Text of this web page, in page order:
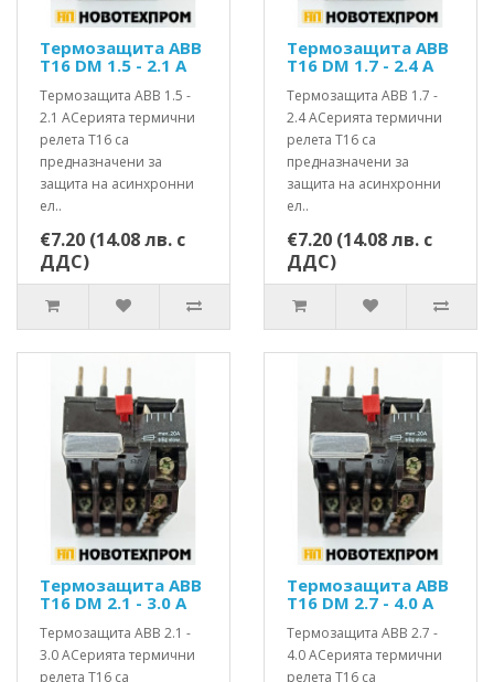
Термозащита ABB
T16 DM 1.5 - 2.1 A
Термозащита ABB 1.5 -
2.1 AСерията термични
релета T16 са
предназначени за
защита на асинхронни
ел..
€7.20 (14.08 лв. с
ДДС)
Термозащита ABB
T16 DM 1.7 - 2.4 A
Термозащита ABB 1.7 -
2.4 AСерията термични
релета T16 са
предназначени за
защита на асинхронни
ел..
€7.20 (14.08 лв. с
ДДС)
Термозащита ABB
T16 DM 2.1 - 3.0 A
Термозащита ABB 2.1 -
3.0 AСерията термични
релета T16 са
Термозащита ABB
T16 DM 2.7 - 4.0 A
Термозащита ABB 2.7 -
4.0 AСерията термични
релета T16 са